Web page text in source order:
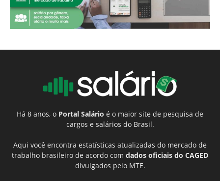
Há 8 anos, o Portal Salário é o maior site de pesquisa de
cargos e salários do Brasil.
Aqui você encontra estatísticas atualizadas do mercado de
trabalho brasileiro de acordo com dados oficiais do CAGED
divulgados pelo MTE.